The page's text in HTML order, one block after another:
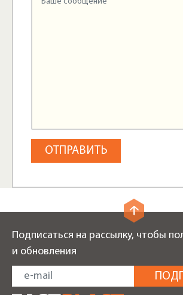
Подписаться на рассылку, чтобы
и обновления